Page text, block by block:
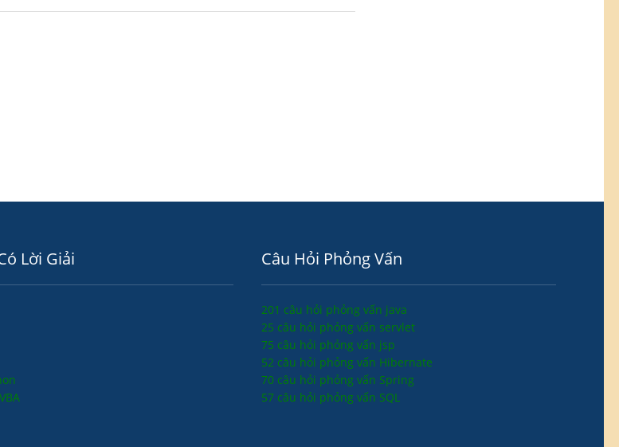
Lời Giải Câu Hỏi Phỏng Vấn
201 câu hỏi phỏng vấn java
25 câu hỏi phỏng vấn servlet
75 câu hỏi phỏng vấn jsp
52 câu hỏi phỏng vấn Hibernate
70 câu hỏi phỏng vấn Spring
57 câu hỏi phỏng vấn SQL